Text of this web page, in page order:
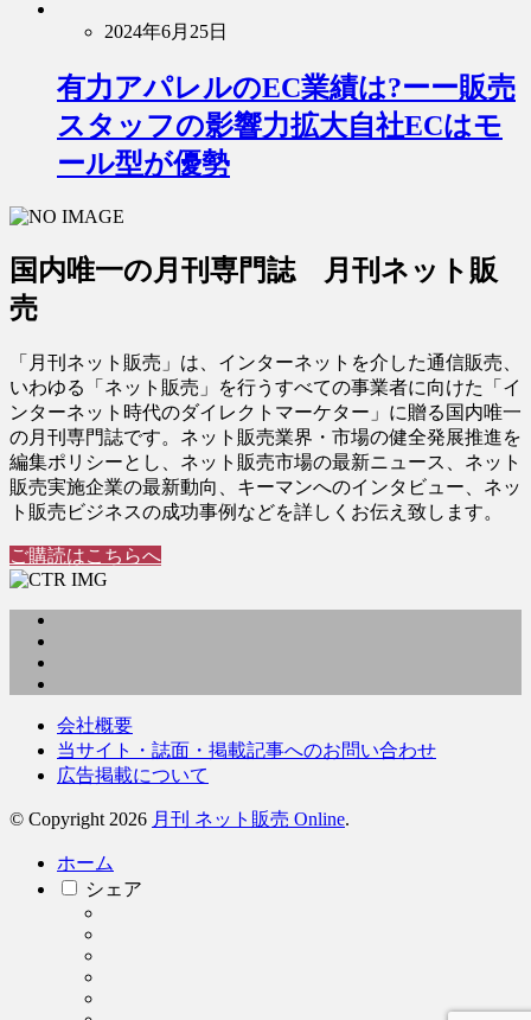
2024年6月25日
有力アパレルのEC業績は?ーー販売
スタッフの影響力拡大自社ECはモ
ール型が優勢
国内唯一の月刊専門誌 月刊ネット販
売
「月刊ネット販売」は、インターネットを介した通信販売、
いわゆる「ネット販売」を行うすべての事業者に向けた「イ
ンターネット時代のダイレクトマーケター」に贈る国内唯一
の月刊専門誌です。ネット販売業界・市場の健全発展推進を
編集ポリシーとし、ネット販売市場の最新ニュース、ネット
販売実施企業の最新動向、キーマンへのインタビュー、ネッ
ト販売ビジネスの成功事例などを詳しくお伝え致します。
ご購読はこちらへ
会社概要
当サイト・誌面・掲載記事へのお問い合わせ
広告掲載について
© Copyright 2026 月刊 ネット販売 Online.
ホーム
シェア